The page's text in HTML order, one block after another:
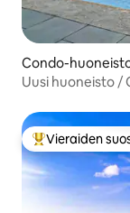
Condo-
Uusi huoneisto /
Vieraiden
Vieraiden